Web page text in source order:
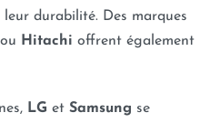
durabilité. Des marques
ou Hitachi offrent également
LG et Samsung se